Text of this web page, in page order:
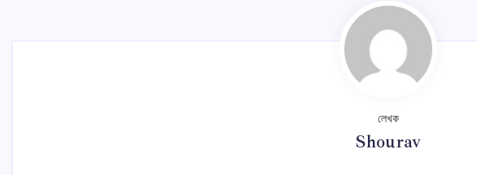
লেখক
Shourav